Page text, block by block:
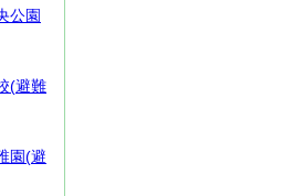
公園
(避難
園(避